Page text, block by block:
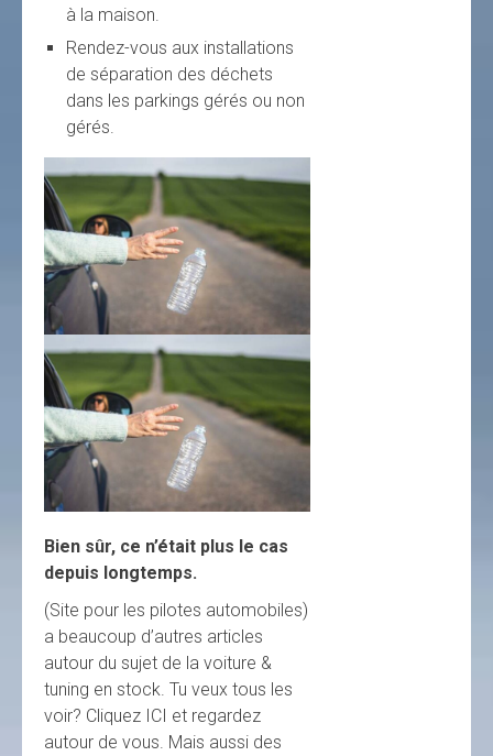
à la maison.
Rendez-vous aux installations
de séparation des déchets
dans les parkings gérés ou non
gérés.
Bien sûr, ce n’était plus le cas
depuis longtemps.
(Site pour les pilotes automobiles)
a beaucoup d’autres articles
autour du sujet de la voiture &
tuning en stock. Tu veux tous les
voir? Cliquez ICI et regardez
autour de vous. Mais aussi des